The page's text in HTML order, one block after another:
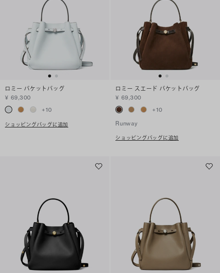
ロミー バケットバッグ
¥ 69,300
+10
ショッピングバッグに追加
ロミー スエード バケットバッグ
¥ 69,300
+10
Runway
ショッピングバッグに追加